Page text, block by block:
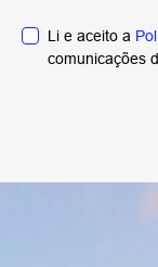
Li e aceito a
comunicações